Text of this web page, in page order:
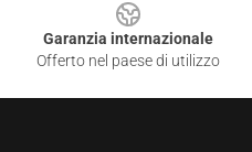
Garanzia internazionale
Offerto nel paese di utilizzo